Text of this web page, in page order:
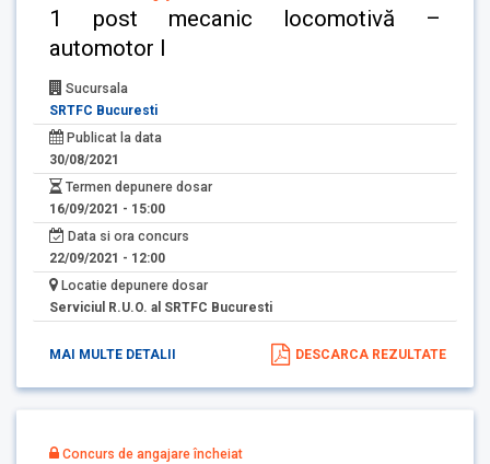
1 post mecanic locomotivă –
automotor I
Sucursala
SRTFC Bucuresti
Publicat la data
30/08/2021
Termen depunere dosar
16/09/2021 - 15:00
Data si ora concurs
22/09/2021 - 12:00
Locatie depunere dosar
Serviciul R.U.O. al SRTFC Bucuresti
MAI MULTE DETALII DESCARCA REZULTATE
Concurs de angajare încheiat